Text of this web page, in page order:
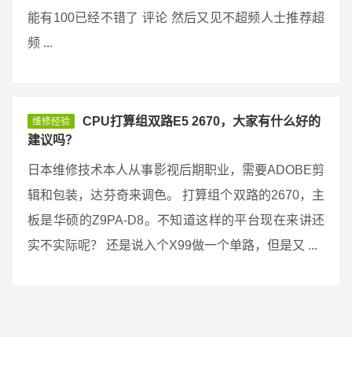
能有100已经不错了 评论 然后又见不超频人士推荐超
频 ...
维修经验
CPU打算组双路E5 2670，大家有什么好的
建议吗？
日本维修技术本人从事影视后期职业，需要ADOBE剪
辑和包装，达芬奇来调色。 打算组个双路的2670，主
板是华硕的Z9PA-D8。不知道这样的平台现在来讲还
实不实际呢？ 还是说入个X99做一个单路，但是又 ...